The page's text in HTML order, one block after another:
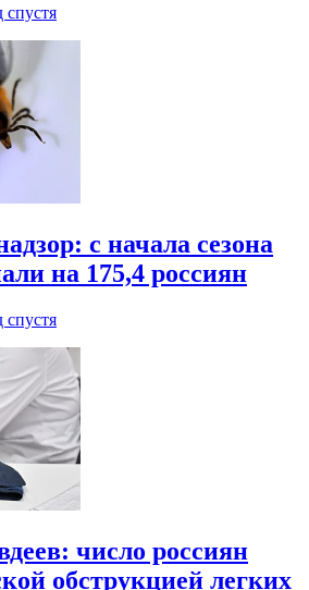
спустя
с начала сезона
на 175,4 россиян
спустя
число россиян
обструкцией легких